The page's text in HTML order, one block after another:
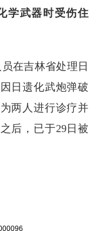
学武器时受伤住
在吉林省处理日
日遗化武炮弹破
两人进行诊疗并
后，已于29日被